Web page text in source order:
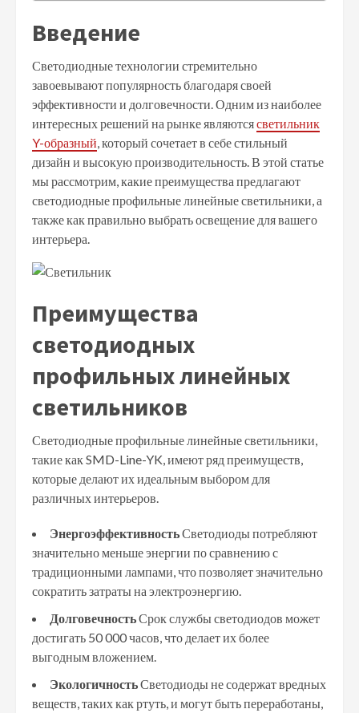
Введение
Светодиодные технологии стремительно
завоевывают популярность благодаря своей
эффективности и долговечности. Одним из наиболее
интересных решений на рынке являютсясветильник
Y-образный, который сочетает в себе стильный
дизайн и высокую производительность. В этой статье
мы рассмотрим, какие преимущества предлагают
светодиодные профильные линейные светильники, а
также как правильно выбрать освещение для вашего
интерьера.
Преимущества
светодиодных
профильных линейных
светильников
Светодиодные профильные линейные светильники,
такие как SMD-Line-YK, имеют ряд преимуществ,
которые делают их идеальным выбором для
различных интерьеров.
ЭнергоэффективностьСветодиоды потребляют
значительно меньше энергии по сравнению с
традиционными лампами, что позволяет значительно
сократить затраты на электроэнергию.
ДолговечностьСрок службы светодиодов может
достигать 50 000 часов, что делает их более
выгодным вложением.
ЭкологичностьСветодиоды не содержат вредных
веществ, таких как ртуть, и могут быть переработаны,